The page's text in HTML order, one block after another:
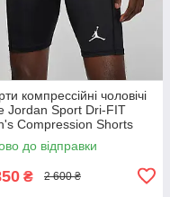
компрессійні чоловічі
Jordan Sport Dri-FIT
Compression Shorts
010)
до відправки
₴ 2 600 ₴